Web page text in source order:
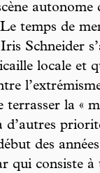
temps de
Schneider
locale et
terrasser la «
d’autres
des
qui consiste